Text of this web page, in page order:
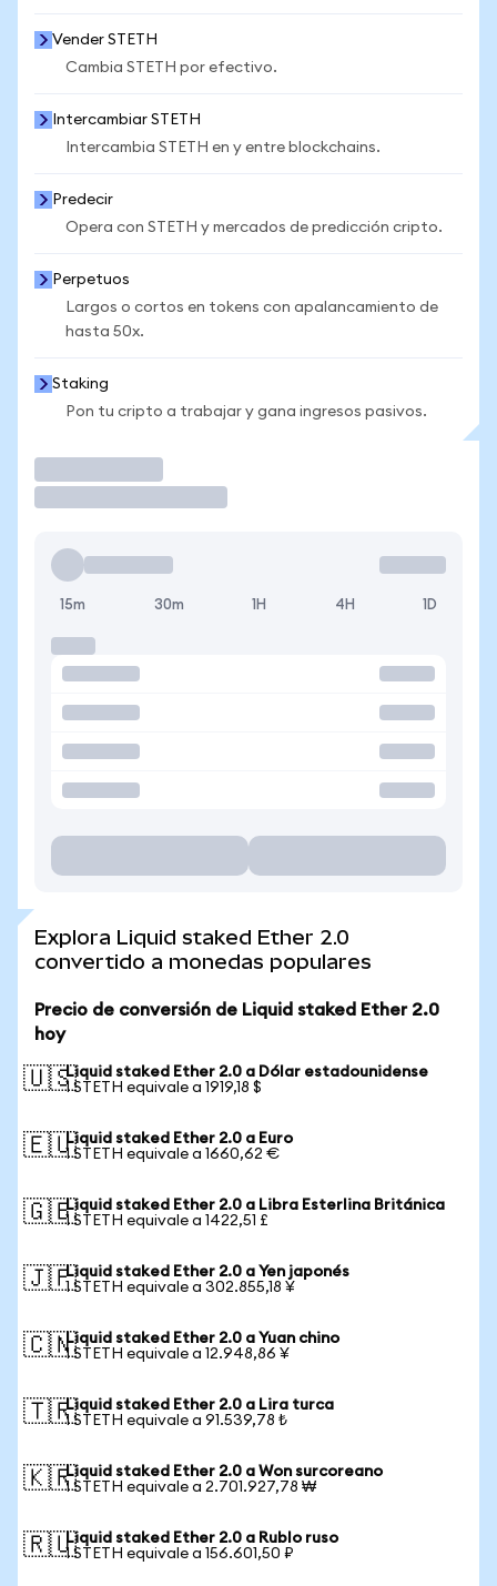
Vender STETH
Cambia STETH por efectivo.
Intercambiar STETH
Intercambia STETH en y entre blockchains.
Predecir
Opera con STETH y mercados de predicción cripto.
Perpetuos
Largos o cortos en tokens con apalancamiento de
hasta 50x.
Staking
Pon tu cripto a trabajar y gana ingresos pasivos.
15m 30m 1H 4H 1D
Explora Liquid staked Ether 2.0
convertido a monedas populares
Precio de conversión de Liquid staked Ether 2.0
hoy
🇺🇸Liquid staked Ether 2.0 a Dólar estadounidense
1 STETH equivale a 1919,18 $
🇪🇺Liquid staked Ether 2.0 a Euro
1 STETH equivale a 1660,62 €
🇬🇧Liquid staked Ether 2.0 a Libra Esterlina Británica
1 STETH equivale a 1422,51 £
🇯🇵Liquid staked Ether 2.0 a Yen japonés
1 STETH equivale a 302.855,18 ¥
🇨🇳Liquid staked Ether 2.0 a Yuan chino
1 STETH equivale a 12.948,86 ¥
🇹🇷Liquid staked Ether 2.0 a Lira turca
1 STETH equivale a 91.539,78 ₺
🇰🇷Liquid staked Ether 2.0 a Won surcoreano
1 STETH equivale a 2.701.927,78 ₩
🇷🇺Liquid staked Ether 2.0 a Rublo ruso
1 STETH equivale a 156.601,50 ₽